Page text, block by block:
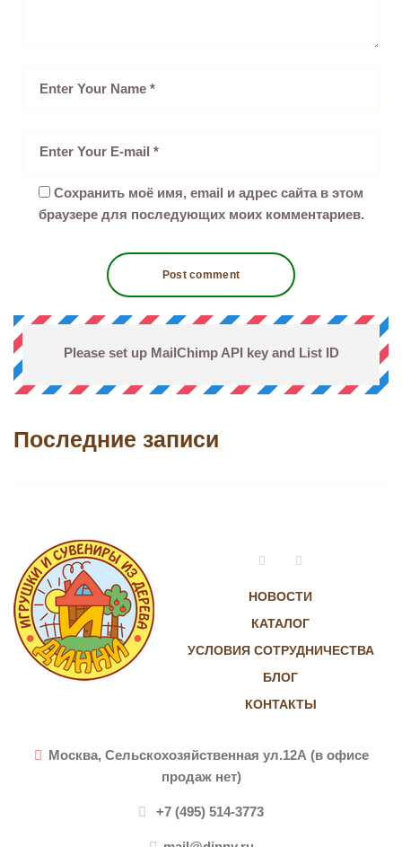
Сохранить моё имя, email и адрес сайта в этом
браузере для последующих моих комментариев.
Please set up MailChimp API key and List ID
Последние записи
НОВОСТИ
КАТАЛОГ
УСЛОВИЯ СОТРУДНИЧЕСТВА
БЛОГ
КОНТАКТЫ
VkontakteInstagram
Москва, Сельскохозяйственная ул.12А (в офисе
продаж нет)
+7 (495) 514-3773